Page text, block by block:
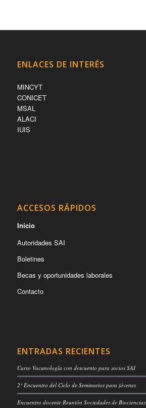
ENLACES DE INTERÉS
MINCYT
CONICET
MSAL
ALACI
IUIS
ACCESOS RÁPIDOS
Inicio
Autoridades SAI
Boletines
Becas y oportunidades laborales
Contacto
ENTRADAS RECIENTES
Curso Vacunología con descuento para socios SAI
2° Encuentro del Ciclo de Seminarios para jóvenes
Encuentro docente Reunión Sociedades de Biociencias